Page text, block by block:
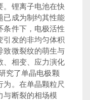
。锂离子电池在快
已成为制约其性能
条件下，电极活性
引发的非均匀体积
致微裂纹的萌生与
、相变、应力演化
究了单晶电极颗
。在单晶颗粒尺
与断裂的相场模